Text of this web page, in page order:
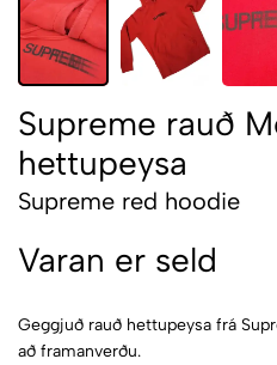
Supreme rauð
hettupeysa
Supreme red hoodie
Varan er seld
Geggjuð rauð hettupeysa frá
að framanverðu.